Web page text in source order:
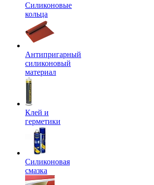
Силиконовые
кольца
Антипригарный
силиконовый
материал
Клей и
герметики
Силиконовая
смазка